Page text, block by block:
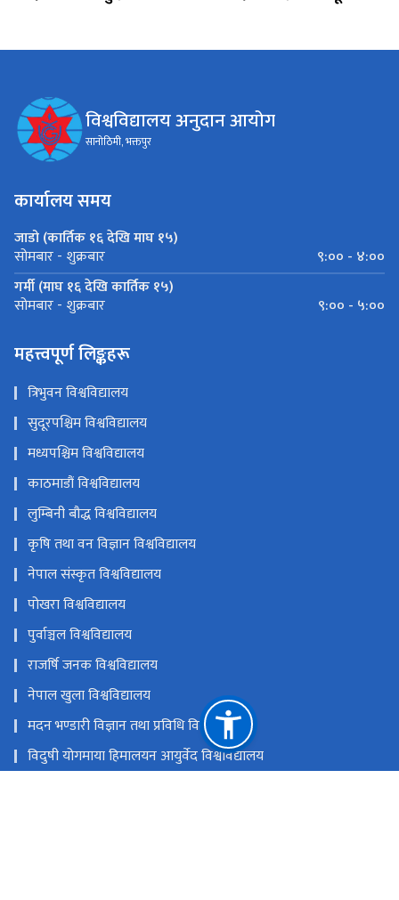
विश्वविद्यालय अनुदान आयोग
सानोठिमी, भक्तपुर
कार्यालय समय
जाडो (कार्तिक १६ देखि माघ १५)
सोमबार - शुक्रबार
९:०० - ४:००
गर्मी (माघ १६ देखि कार्तिक १५)
सोमबार - शुक्रबार ९:०० - ५:००
महत्त्वपूर्ण लिङ्कहरू
त्रिभुवन विश्वविद्यालय
सुदूरपश्चिम विश्वविद्यालय
मध्यपश्चिम विश्वविद्यालय
काठमाडौं विश्वविद्यालय
लुम्बिनी बौद्ध विश्वविद्यालय
कृषि तथा वन विज्ञान विश्वविद्यालय
नेपाल संस्कृत विश्वविद्यालय
पोखरा विश्वविद्यालय
पुर्वाञ्चल विश्वविद्यालय
राजर्षि जनक विश्वविद्यालय
नेपाल खुला विश्वविद्यालय
मदन भण्डारी विज्ञान तथा प्रविधि विश्वविद्यालय
विदुषी योगमाया हिमालयन आयुर्वेद विश्वविद्यालय